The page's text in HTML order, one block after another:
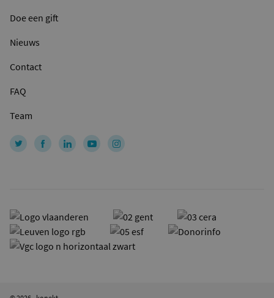
Doe een gift
Nieuws
Contact
FAQ
Team